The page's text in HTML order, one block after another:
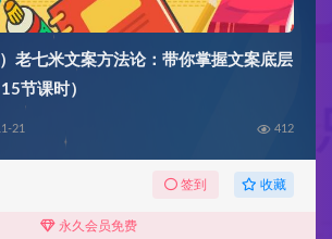
老七米文案方法论：带你掌握文案底层
节课时）
21 412
签到 收藏
永久会员免费